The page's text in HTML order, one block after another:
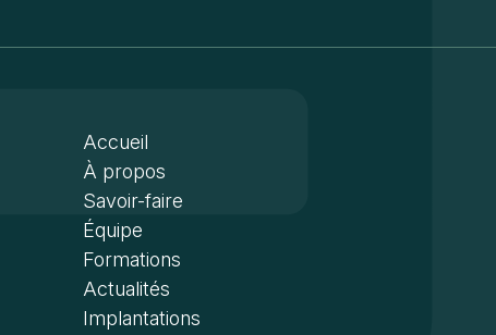
Accueil
À propos
Savoir-faire
Équipe
Formations
Actualités
Implantations